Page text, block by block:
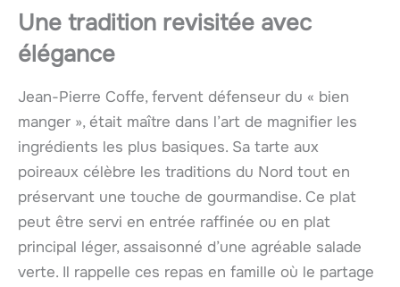
Une tradition revisitée avec
élégance
Jean-Pierre Coffe, fervent défenseur du « bien
manger », était maître dans l’art de magnifier les
ingrédients les plus basiques. Sa tarte aux
poireaux célèbre les traditions du Nord tout en
préservant une touche de gourmandise. Ce plat
peut être servi en entrée raffinée ou en plat
principal léger, assaisonné d’une agréable salade
verte. Il rappelle ces repas en famille où le partage